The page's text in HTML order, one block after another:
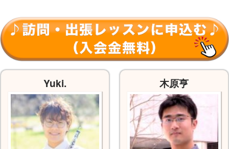
Yuki. 木原亨